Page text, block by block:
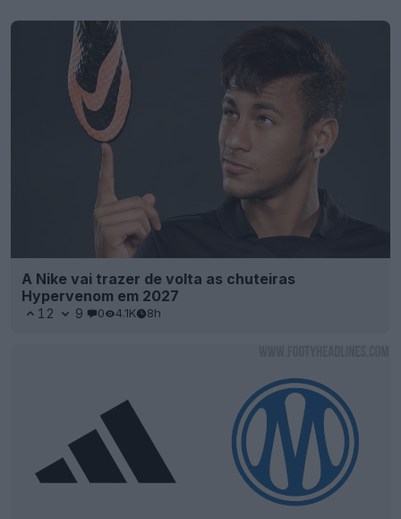
A Nike vai trazer de volta as chuteiras
Hypervenom em 2027
12 9 0 4.1K 8h